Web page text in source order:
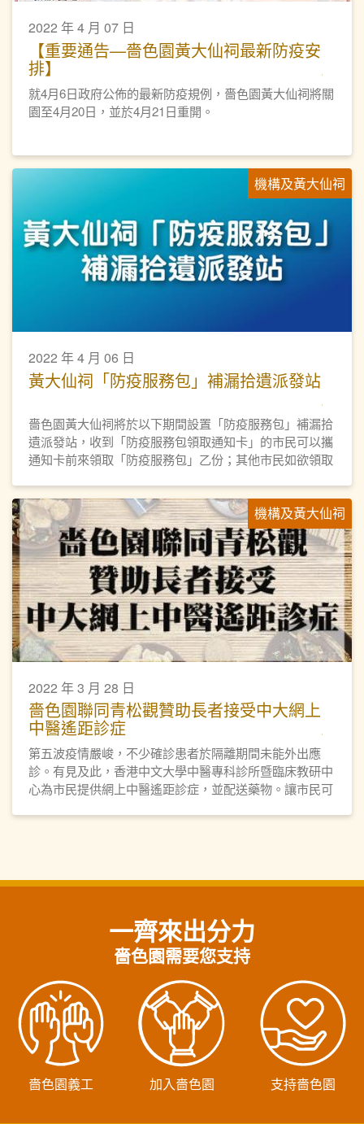
2022 年 4 月 07 日
【重要通告—嗇色園黃大仙祠最新防疫安
排】
就4月6日政府公佈的最新防疫規例，嗇色園黃大仙祠將關
園至4月20日，並於4月21日重開。
機構及黃大仙祠
2022 年 4 月 06 日
黃大仙祠「防疫服務包」補漏拾遺派發站
嗇色園黃大仙祠將於以下期間設置「防疫服務包」補漏拾
遺派發站，收到「防疫服務包領取通知卡」的市民可以攜
通知卡前來領取「防疫服務包」乙份；其他市民如欲領取
機構及黃大仙祠
2022 年 3 月 28 日
嗇色園聯同青松觀贊助長者接受中大網上
中醫遙距診症
​第五波疫情嚴峻，不少確診患者於隔離期間未能外出應
診。有見及此，香港中文大學中醫專科診所暨臨床教研中
心為市民提供網上中醫遙距診症，並配送藥物。讓市民可
一齊來出分力
嗇色園需要您支持
嗇色園義工 加入嗇色園 支持嗇色園